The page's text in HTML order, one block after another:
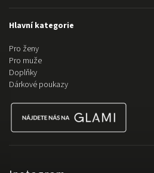
Hlavní kategorie
Pro ženy
Pro muže
Doplňky
Dárkové poukazy